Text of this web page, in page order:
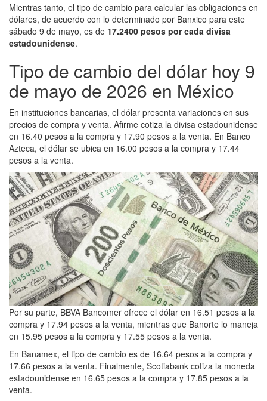
Mientras tanto, el tipo de cambio para calcular las obligaciones en
dólares, de acuerdo con lo determinado por Banxico para este
sábado 9 de mayo, es de 17.2400 pesos por cada divisa
estadounidense.
Tipo de cambio del dólar hoy 9
de mayo de 2026 en México
En instituciones bancarias, el dólar presenta variaciones en sus
precios de compra y venta. Afirme cotiza la divisa estadounidense
en 16.40 pesos a la compra y 17.90 pesos a la venta. En Banco
Azteca, el dólar se ubica en 16.00 pesos a la compra y 17.44
pesos a la venta.
Por su parte, BBVA Bancomer ofrece el dólar en 16.51 pesos a la
compra y 17.94 pesos a la venta, mientras que Banorte lo maneja
en 15.95 pesos a la compra y 17.55 pesos a la venta.
En Banamex, el tipo de cambio es de 16.64 pesos a la compra y
17.66 pesos a la venta. Finalmente, Scotiabank cotiza la moneda
estadounidense en 16.65 pesos a la compra y 17.85 pesos a la
venta.